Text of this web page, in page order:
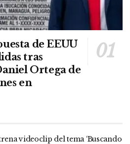
de EEUU
tras
Ortega de
en
videoclip del tema ‘Buscando